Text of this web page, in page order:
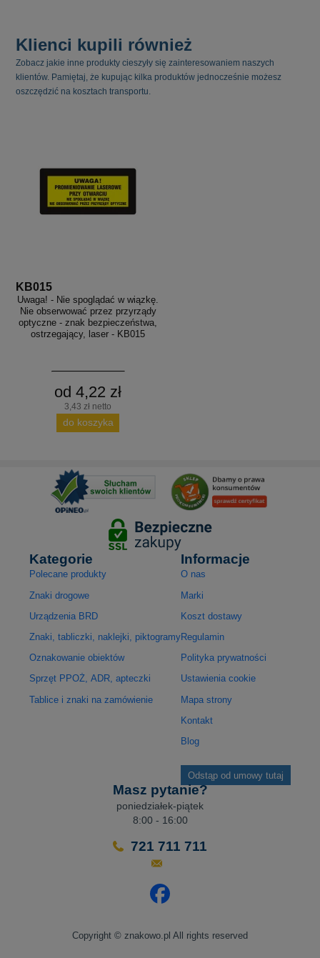
Klienci kupili również
Zobacz jakie inne produkty cieszyły się zainteresowaniem naszych
klientów. Pamiętaj, że kupując kilka produktów jednocześnie możesz
oszczędzić na kosztach transportu.
KB015
Uwaga! - Nie spoglądać w wiązkę.
Nie obserwować przez przyrządy
optyczne - znak bezpieczeństwa,
ostrzegający, laser - KB015
od 4,22 zł
3,43 zł netto
do koszyka
Kategorie
Polecane produkty
Znaki drogowe
Urządzenia BRD
Znaki, tabliczki, naklejki, piktogramy
Oznakowanie obiektów
Sprzęt PPOŻ, ADR, apteczki
Tablice i znaki na zamówienie
Informacje
O nas
Marki
Koszt dostawy
Regulamin
Polityka prywatności
Ustawienia cookie
Mapa strony
Kontakt
Blog
Odstąp od umowy tutaj
Masz pytanie?
poniedziałek-piątek
8:00 - 16:00
721 711 711
Odwiedź nasz profil na
Copyright © znakowo.pl All rights reserved